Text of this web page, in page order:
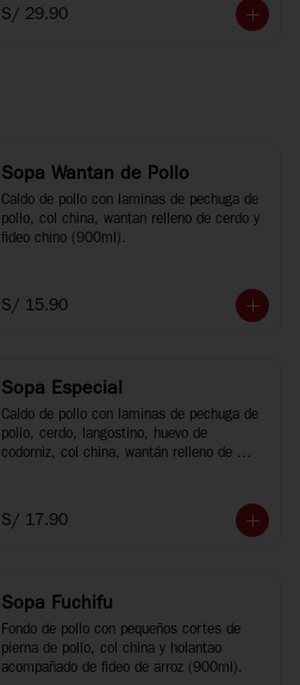
S/ 29.90
Sopa Wantan de Pollo
Caldo de pollo con laminas de pechuga de
pollo, col china, wantan relleno de cerdo y
fideo chino (900ml).
S/ 15.90
Sopa Especial
Caldo de pollo con laminas de pechuga de
pollo, cerdo, langostino, huevo de
codorniz, col china, wantán relleno de
S/ 17.90
Sopa Fuchifu
Fondo de pollo con pequeños cortes de
pierna de pollo, col china y holantao
acompañado de fideo de arroz (900ml).